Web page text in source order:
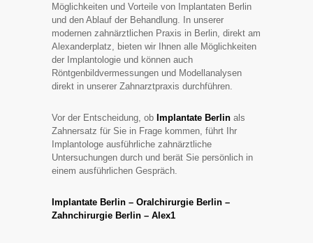
Möglichkeiten und Vorteile von Implantaten Berlin
und den Ablauf der Behandlung. In unserer
modernen zahnärztlichen Praxis in Berlin, direkt am
Alexanderplatz, bieten wir Ihnen alle Möglichkeiten
der Implantologie und können auch
Röntgenbildvermessungen und Modellanalysen
direkt in unserer Zahnarztpraxis durchführen.
Vor der Entscheidung, ob Implantate Berlin als
Zahnersatz für Sie in Frage kommen, führt Ihr
Implantologe ausführliche zahnärztliche
Untersuchungen durch und berät Sie persönlich in
einem ausführlichen Gespräch.
Implantate Berlin – Oralchirurgie Berlin –
Zahnchirurgie Berlin – Alex1